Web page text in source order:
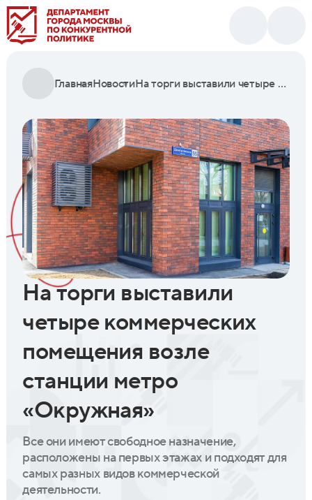
ГлавнаяНовости На торги выставили четыре коммерческих помещения возле станции метро «Окружная»
На торги выставили
четыре коммерческих
помещения возле
станции метро
«Окружная»
Все они имеют свободное назначение,
расположены на первых этажах и подходят для
самых разных видов коммерческой
деятельности.